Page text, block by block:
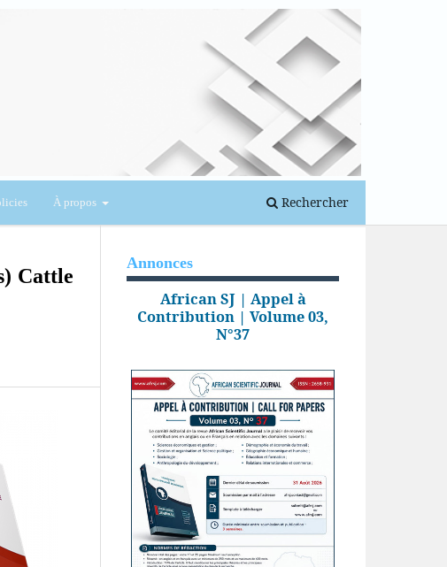
À propos Rechercher
Se connecter
Cattle
Annonces
African SJ | Appel à
Contribution | Volume 03,
N°37